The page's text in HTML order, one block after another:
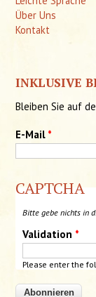
Über Uns
Kontakt
INKLUSIVE
Bleiben Sie auf
E-Mail *
CAPTCHA
Bitte gebe nichts in
Validation *
Please enter the